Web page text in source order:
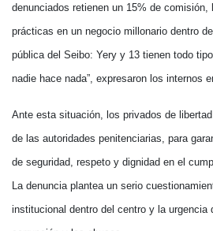
denunciados retienen un 15% de comisión,
prácticas en un negocio millonario dentro
pública del Seibo: Yery y 13 tienen todo
nadie hace nada”, expresaron los internos
Ante esta situación, los privados de
de las autoridades penitenciarias, para
de seguridad, respeto y dignidad en el
La denuncia plantea un serio
institucional dentro del centro y la urgencia